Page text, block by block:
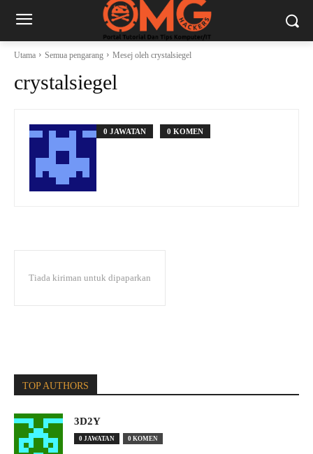
Utama Semua pengarang Mesej oleh crystalsiegel
crystalsiegel
0 JAWATAN 0 KOMEN
Tiada kiriman untuk dipaparkan
TOP AUTHORS
3D2Y
0 JAWATAN 0 KOMEN